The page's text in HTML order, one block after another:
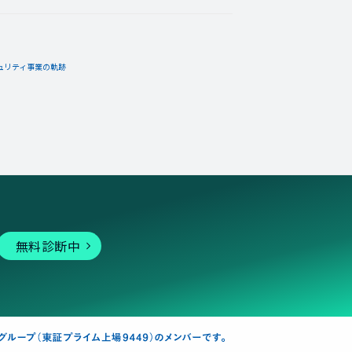
リティ事業の軌跡
無料診断中